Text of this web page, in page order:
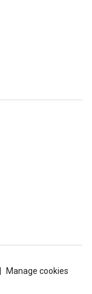
Manage cookies